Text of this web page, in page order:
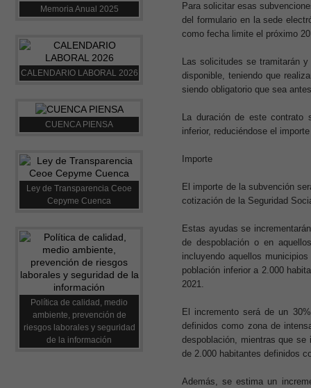
Memoria Anual 2025
CALENDARIO LABORAL 2026
CUENCA PIENSA
Ley de Transparencia Ceoe
Cepyme Cuenca
Política de calidad, medio
ambiente, prevención de
riesgos laborales y seguridad
de la información
Para solicitar esas
del formulario en la sede
como fecha limite el próximo
Las solicitudes se tramitarán
disponible, teniendo que
siendo obligatorio que sea
La duración de este contrato
inferior, reduciéndose el
Importe
El importe de la subvención
cotización de la Seguridad
Estas ayudas se
de despoblación o en
incluyendo aquellos
población inferior a 2.000
2021.
El incremento será de un
definidos como zona de
despoblación, mientras que
de 2.000 habitantes definidos
Además, se estima un